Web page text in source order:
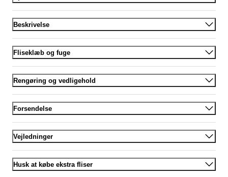
Beskrivelse
Fliseklæb og fuge
Rengøring og vedligehold
Forsendelse
Vejledninger
Husk at købe ekstra fliser